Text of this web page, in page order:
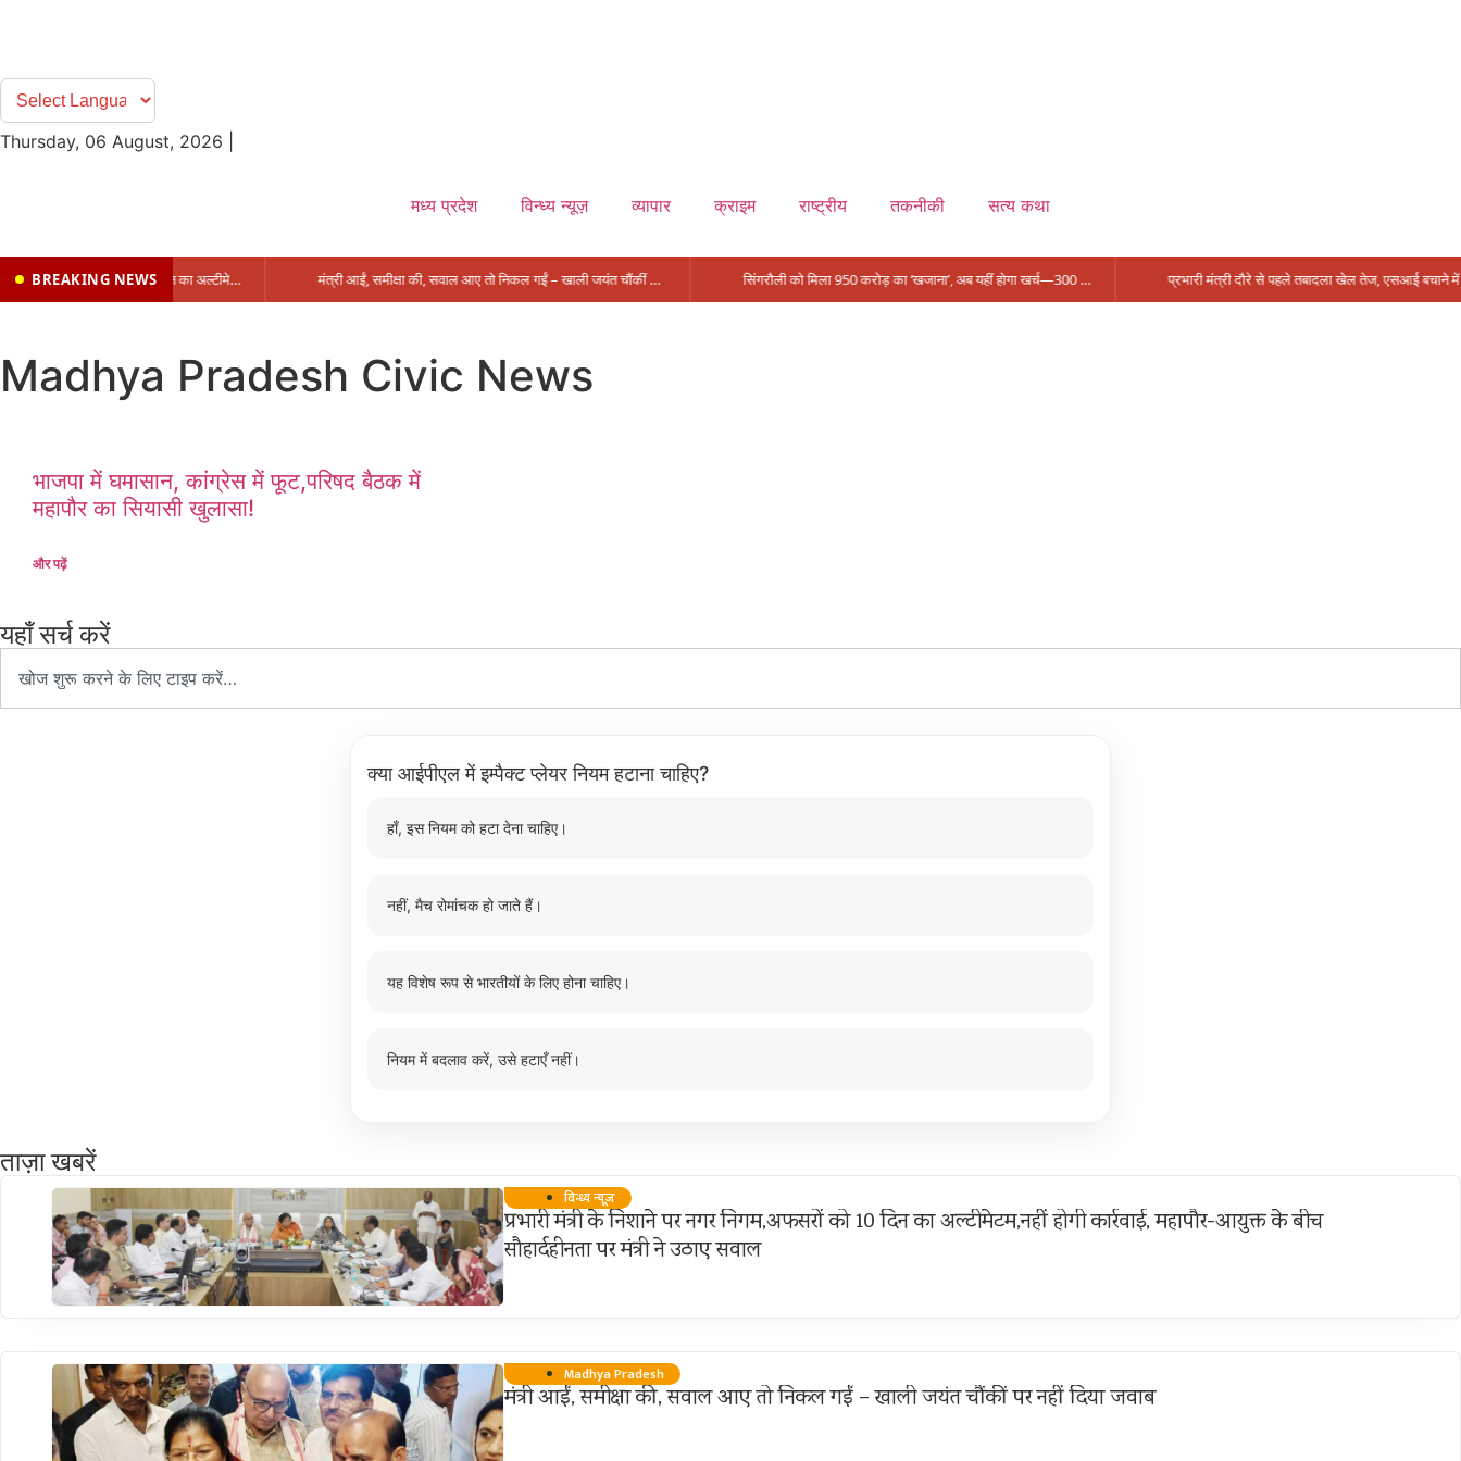
Thursday, 06 August, 2026
मध्य प्रदेश विन्ध्य न्यूज़ व्यापार क्राइम राष्ट्रीय तकनीकी सत्य कथा
BREAKING NEWS प्रभारी मंत्री के निशाने पर नगर निगम,अफसरों को 10 दिन का अल्टीमेटम,नहीं होगी कार्रवाई, महापौर-आयुक्त के बीच सौहार्दहीनता पर मंत्री ने उठाए सवाल मंत्री आईं, समीक्षा की, सवाल आए तो निकल गईं – खाली जयंत चौंकीं पर नहीं दिया जवाब सिंगरौली को मिला 950 करोड़ का ‘खजाना’, अब यहीं होगा खर्च—300 करोड़ की बायपास सड़क को हरी झंडी!
Madhya Pradesh Civic News
भाजपा में घमासान, कांग्रेस में फूट,परिषद बैठक में
महापौर का सियासी खुलासा!
और पढ़ें
यहाँ सर्च करें
क्या आईपीएल में इम्पैक्ट प्लेयर नियम हटाना चाहिए?
हाँ, इस नियम को हटा देना चाहिए।
नहीं, मैच रोमांचक हो जाते हैं।
यह विशेष रूप से भारतीयों के लिए होना चाहिए।
नियम में बदलाव करें, उसे हटाएँ नहीं।
ताज़ा खबरें
विन्ध्य न्यूज़
प्रभारी मंत्री के निशाने पर नगर निगम,अफसरों को 10 दिन का अल्टीमेटम,नहीं होगी कार्रवाई, महापौर-आयुक्त के बीच
सौहार्दहीनता पर मंत्री ने उठाए सवाल
Madhya Pradesh
मंत्री आईं, समीक्षा की, सवाल आए तो निकल गईं – खाली जयंत चौंकीं पर नहीं दिया जवाब